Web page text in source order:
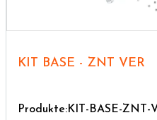
KIT BASE - ZNT VER
Produkte:KIT-BASE-ZNT-